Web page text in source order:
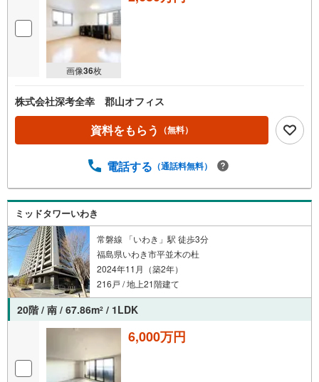
画像36枚
株式会社深考全幸 郡山オフィス
資料をもらう （無料）
電話する （通話料無料）
ミッドタワーいわき
常磐線 「いわき」駅 徒歩3分
福島県いわき市平並木の杜
2024年11月（築2年）
216戸 / 地上21階建て
20階 / 南 / 67.86m2 / 1LDK
6,000万円